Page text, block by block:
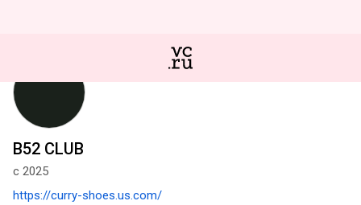
B52 CLUB
с 2025
https://curry-shoes.us.com/